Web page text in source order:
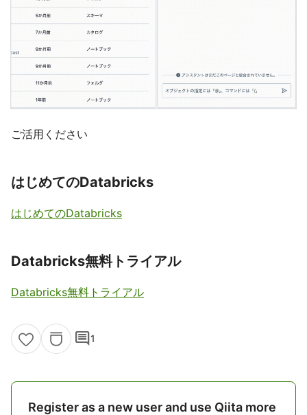
ご活用ください
はじめてのDatabricks
はじめてのDatabricks
Databricks無料トライアル
Databricks無料トライアル
comment1
Register as a new user and use Qiita more